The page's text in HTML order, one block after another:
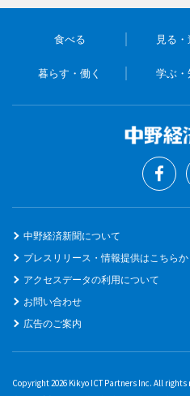
食べる 見る
暮らす・働く 学ぶ・
中野経済新聞について
プレスリリース・情報提供はこちらか
アクセスデータの利用について
お問い合わせ
広告のご案内
Copyright 2026 Kikyo ICT Partners Inc. All rights